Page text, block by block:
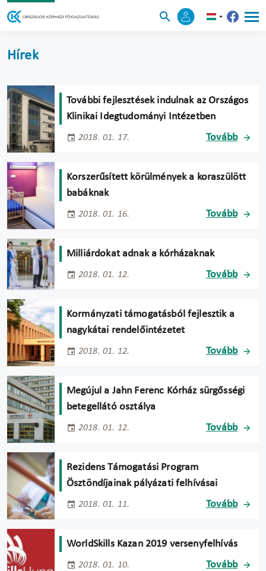
Hírek
További fejlesztések indulnak az Országos
Klinikai Idegtudományi Intézetben
2018. 01. 17. Tovább
Korszerűsített körülmények a koraszülött
babáknak
2018. 01. 16. Tovább
Milliárdokat adnak a kórházaknak
2018. 01. 12. Tovább
Kormányzati támogatásból fejlesztik a
nagykátai rendelőintézetet
2018. 01. 12. Tovább
Megújul a Jahn Ferenc Kórház sürgősségi
betegellátó osztálya
2018. 01. 12. Tovább
Rezidens Támogatási Program
Ösztöndíjainak pályázati felhívásai
2018. 01. 11. Tovább
WorldSkills Kazan 2019 versenyfelhívás
2018. 01. 10. Tovább